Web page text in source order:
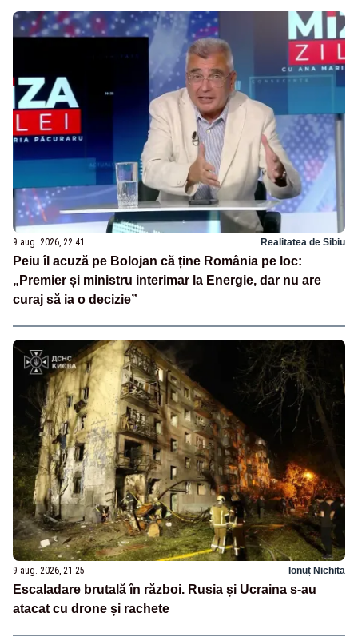
9 aug. 2026, 22:41 Realitatea de Sibiu
Peiu îl acuză pe Bolojan că ține România pe loc:
„Premier și ministru interimar la Energie, dar nu are
curaj să ia o decizie”
9 aug. 2026, 21:25 Ionuț Nichita
Escaladare brutală în război. Rusia și Ucraina s-au
atacat cu drone și rachete